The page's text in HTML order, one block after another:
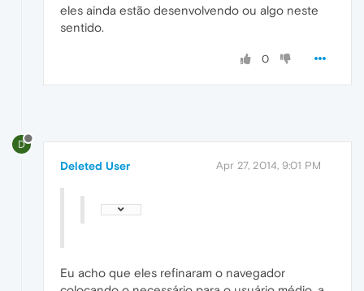
eles ainda estão desenvolvendo ou algo neste
sentido.
0
D
Deleted User Apr 27, 2014, 9:01 PM
Eu acho que eles refinaram o navegador